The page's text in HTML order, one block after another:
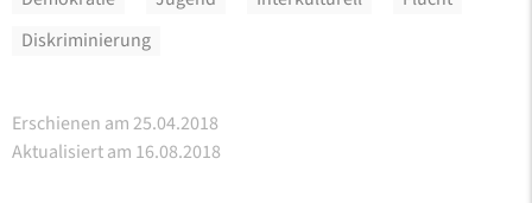
Diskriminierung
Erschienen am 25.04.2018
Aktualisiert am 16.08.2018